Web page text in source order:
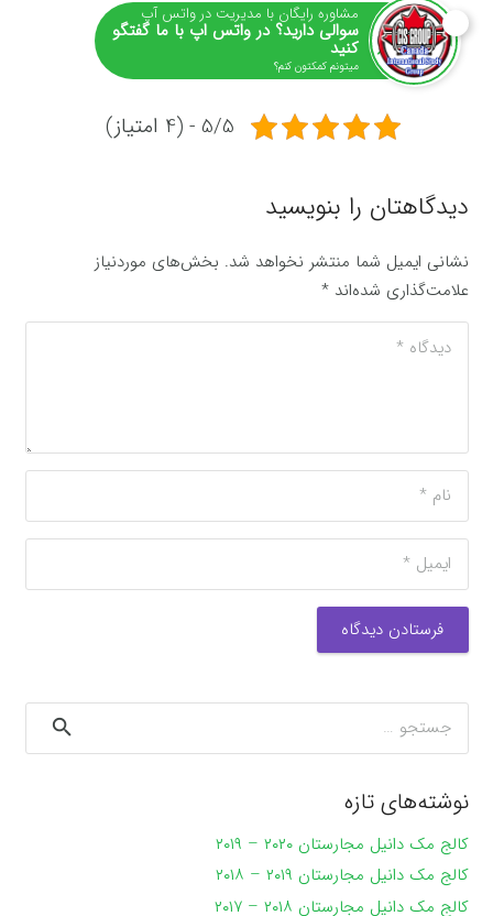
مشاوره رایگان با مدیریت در واتس آپ
سوالی دارید؟ در واتس اپ با ما گفتگو
کنید
میتونم کمکتون کنم؟
5/5 - (4 امتیاز)
دیدگاهتان را بنویسید
نشانی ایمیل شما منتشر نخواهد شد. بخش‌های موردنیاز
علامت‌گذاری شده‌اند*
فرستادن دیدگاه
برای:
نوشته‌های تازه
کالج مک دانیل مجارستان ۲۰۲۰ – ۲۰۱۹
کالج مک دانیل مجارستان ۲۰۱۹ – ۲۰۱۸
کالج مک دانیل مجارستان ۲۰۱۸ – ۲۰۱۷